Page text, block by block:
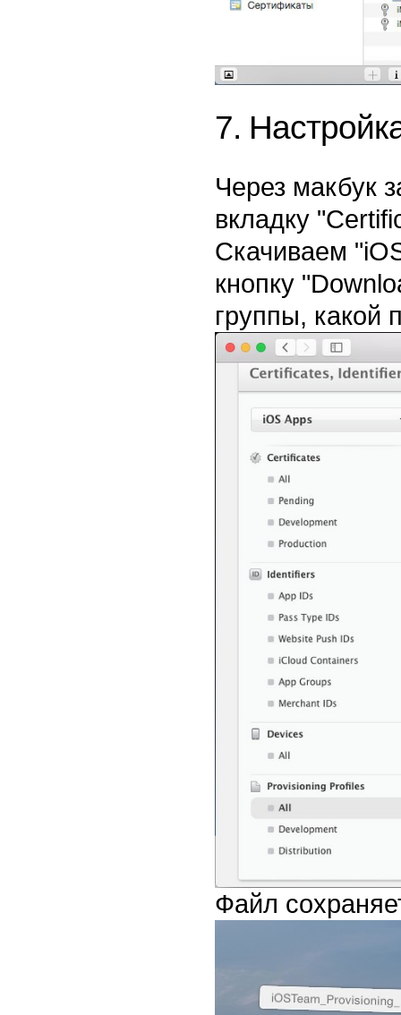
7.
Через макбук
вкладку
Скачиваем
кнопку
группы, какой
Файл